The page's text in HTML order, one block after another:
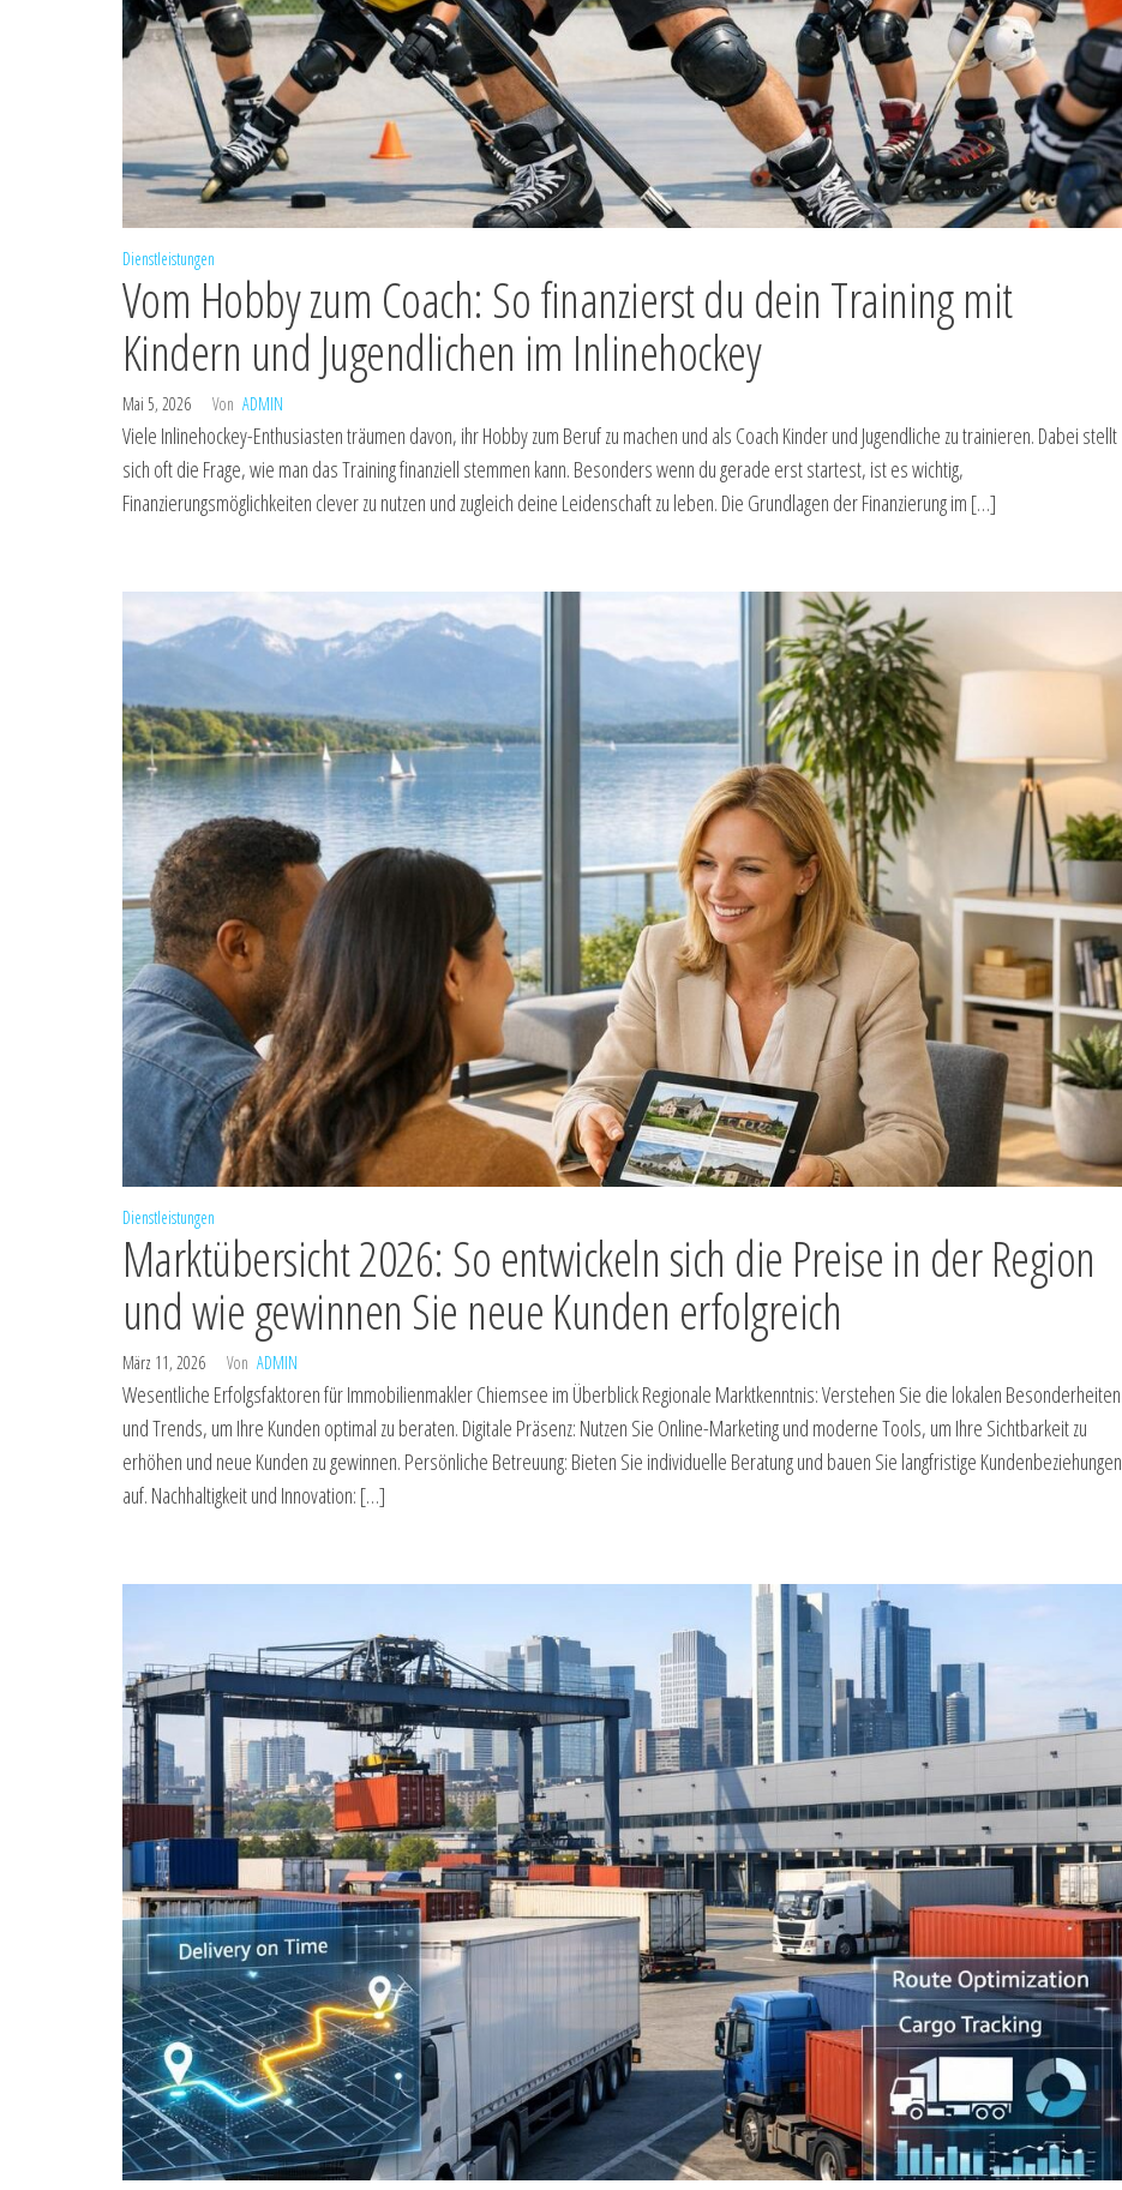
Dienstleistungen
Vom Hobby zum Coach: So finanzierst du dein Training mit
Kindern und Jugendlichen im Inlinehockey
Mai 5, 2026 Von ADMIN
Viele Inlinehockey-Enthusiasten träumen davon, ihr Hobby zum Beruf zu machen und als Coach Kinder und Jugendliche zu trainieren. Dabei stellt
sich oft die Frage, wie man das Training finanziell stemmen kann. Besonders wenn du gerade erst startest, ist es wichtig,
Finanzierungsmöglichkeiten clever zu nutzen und zugleich deine Leidenschaft zu leben. Die Grundlagen der Finanzierung im […]
Dienstleistungen
Marktübersicht 2026: So entwickeln sich die Preise in der Region
und wie gewinnen Sie neue Kunden erfolgreich
März 11, 2026 Von ADMIN
Wesentliche Erfolgsfaktoren für Immobilienmakler Chiemsee im Überblick Regionale Marktkenntnis: Verstehen Sie die lokalen Besonderheiten
und Trends, um Ihre Kunden optimal zu beraten. Digitale Präsenz: Nutzen Sie Online-Marketing und moderne Tools, um Ihre Sichtbarkeit zu
erhöhen und neue Kunden zu gewinnen. Persönliche Betreuung: Bieten Sie individuelle Beratung und bauen Sie langfristige Kundenbeziehungen
auf. Nachhaltigkeit und Innovation: […]